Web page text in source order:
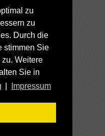
zu
zu
Durch die
stimmen Sie
Weitere
Sie in
Impressum